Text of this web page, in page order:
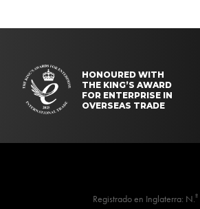
HONOURED WITH
THE KING’S AWARD
FOR ENTERPRISE IN
OVERSEAS TRADE
Registrado en Inglaterra: N.º